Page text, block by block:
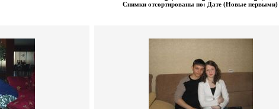
Снимки отсортированы по: Дате (Новые первыми)